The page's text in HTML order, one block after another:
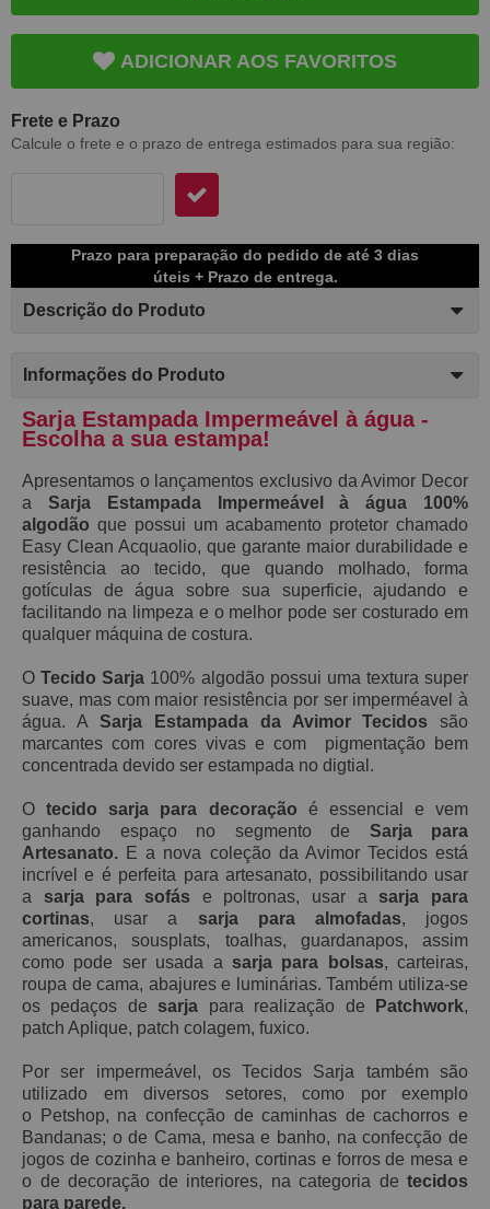
ADICIONAR AOS FAVORITOS
Frete e Prazo
Calcule o frete e o prazo de entrega estimados para sua região:
Prazo para preparação do pedido de até 3 dias
úteis + Prazo de entrega.
Descrição do Produto
Informações do Produto
Sarja Estampada Impermeável à água -
Escolha a sua estampa!
Apresentamos o lançamentos exclusivo da Avimor Decor
a Sarja Estampada Impermeável à água 100%
algodão que possui um acabamento protetor chamado
Easy C lean Acquaolio, que garante maior durabilidade e
resistência ao tecido, que quando molhado, forma
gotículas de água sobre sua superficie, ajudando e
facilitando na limpeza e o melhor pode ser costurado em
qualquer máquina de costura.
OTecido Sarja 100% algodão possui uma textura super
suave, mas com maior resistência por ser imperméavel à
água. ASarja Estampada da Avimor Tecidos são
marcantes com cores vivas e com pigmentação bem
concentrada devido ser estampada no digtial.
Otecido sarja para decoração é essencial e vem
ganhando espaço no segmento de Sarja para
Artesanato. E a nova coleção da Avimor Tecidos está
incrível e é perfeita para artesanato, possibilitando usar
a sarja para sofás e poltronas, usar a sarja para
cortinas, usar a sarja para almofadas, jogos
americanos, sousplats, toalhas, guardanapos, assim
como pode ser usada a sarja para bolsas, carteiras,
roupa de cama, abajures e luminárias. Também utiliza-se
os pedaços de sarja para realização de Patchwork,
patch Aplique, patch colagem, fuxico.
Por ser impermeável, os Tecidos Sarja também são
utilizado em diversos setores, como por exemplo
o Petshop, na confecção de caminhas de cachorros e
Bandanas; o de Cama, mesa e banho, na confecção de
jogos de cozinha e banheiro, cortinas e forros de mesa e
o de decoração de interiores, na categoria de tecidos
para parede.